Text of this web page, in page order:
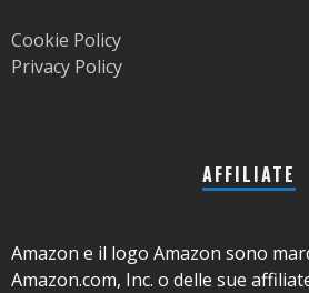
Cookie Policy
Privacy Policy
AFFILIATE
Amazon e il logo Amazon sono
Amazon.com, Inc. o delle sue